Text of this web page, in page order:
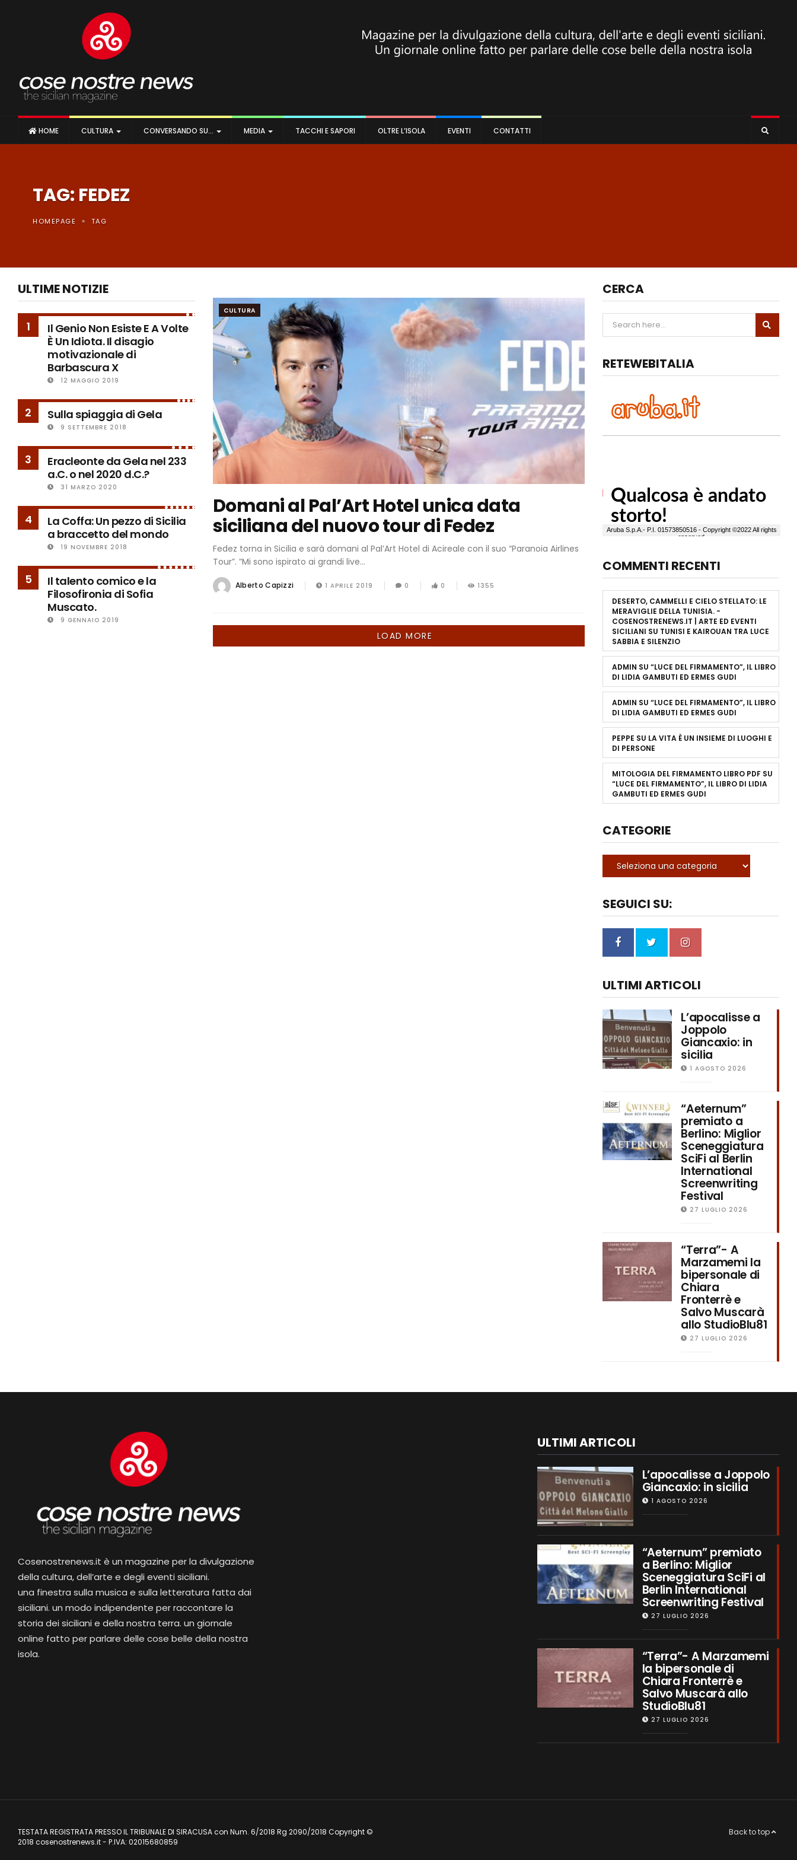
HOME CULTURA CONVERSANDO SU… MEDIA TACCHI E SAPORI OLTRE L’ISOLA EVENTI CONTATTI
TAG: FEDEZ
HOMEPAGE » TAG
ULTIME NOTIZIE
1
Il Genio Non Esiste E A Volte
È Un Idiota. Il disagio
motivazionale di
Barbascura X
12 MAGGIO 2019
2 Sulla spiaggia di Gela
9 SETTEMBRE 2018
3
Eracleonte da Gela nel 233
a.C. o nel 2020 d.C.?
31 MARZO 2020
4
La Coffa: Un pezzo di Sicilia
a braccetto del mondo
19 NOVEMBRE 2018
5
Il talento comico e la
Filosofironia di Sofia
Muscato.
9 GENNAIO 2019
CULTURA
Domani al Pal’Art Hotel unica data
siciliana del nuovo tour di Fedez
Fedez torna in Sicilia e sarà domani al Pal’Art Hotel di Acireale con il suo “Paranoia Airlines
Tour”. ”Mi sono ispirato ai grandi live...
Alberto Capizzi 1 APRILE 2019 0 0 1355
LOAD MORE
CERCA
RETEWEBITALIA
COMMENTI RECENTI
DESERTO, CAMMELLI E CIELO STELLATO: LE
MERAVIGLIE DELLA TUNISIA. -
COSENOSTRENEWS.IT | ARTE ED EVENTI
SICILIANI SU TUNISI E KAIROUAN TRA LUCE
SABBIA E SILENZIO
ADMIN SU “LUCE DEL FIRMAMENTO”, IL LIBRO
DI LIDIA GAMBUTI ED ERMES GUDI
ADMIN SU “LUCE DEL FIRMAMENTO”, IL LIBRO
DI LIDIA GAMBUTI ED ERMES GUDI
PEPPE SU LA VITA È UN INSIEME DI LUOGHI E
DI PERSONE
MITOLOGIA DEL FIRMAMENTO LIBRO PDFSU
“LUCE DEL FIRMAMENTO”, IL LIBRO DI LIDIA
GAMBUTI ED ERMES GUDI
CATEGORIE
SEGUICI SU:
ULTIMI ARTICOLI
L’apocalisse a
Joppolo
Giancaxio: in
sicilia
1 AGOSTO 2026
“Aeternum”
premiato a
Berlino: Miglior
Sceneggiatura
SciFi al Berlin
International
Screenwriting
Festival
27 LUGLIO 2026
“Terra”- A
Marzamemi la
bipersonale di
Chiara
Fronterrè e
Salvo Muscarà
allo StudioBlu81
27 LUGLIO 2026
Cosenostrenews.it è un magazine per la divulgazione
della cultura, dell’arte e degli eventi siciliani.
una finestra sulla musica e sulla letteratura fatta dai
siciliani. un modo indipendente per raccontare la
storia dei siciliani e della nostra terra. un giornale
online fatto per parlare delle cose belle della nostra
isola.
ULTIMI ARTICOLI
L’apocalisse a Joppolo
Giancaxio: in sicilia
1 AGOSTO 2026
“Aeternum” premiato
a Berlino: Miglior
Sceneggiatura SciFi al
Berlin International
Screenwriting Festival
27 LUGLIO 2026
“Terra”- A Marzamemi
la bipersonale di
Chiara Fronterrè e
Salvo Muscarà allo
StudioBlu81
27 LUGLIO 2026
TESTATA REGISTRATA PRESSO IL TRIBUNALE DI SIRACUSA con Num. 6/2018 Rg 2090/2018 Copyright ©
2018 cosenostrenews.it - P.IVA: 02015680859
Back to top